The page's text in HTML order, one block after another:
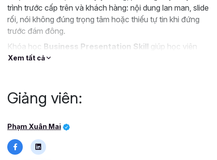
trình trước cấp trên và khách hàng: nội dung lan man, slide
rối, nói không đúng trọng tâm hoặc thiếu tự tin khi đứng
trước đám đông.
Khóa học Business Presentation Skill giúp học viên
xây dựng bài thuyết trình kinh doanh
thông điệp cốt lõi, cấu trúc nội dung mạch lạc, trình bày
dữ liệu hiệu quả, thiết kế slide hỗ trợ thông điệp và rèn
Khóa học tập trung vào
có thể áp dụng ngay vào các buổi họp, báo cáo, trình bày
kế hoạch, đề xuất ý tưởng hay làm việc với khách hàng và
Xem tất cả
Giảng viên:
Phạm Xuân Mai